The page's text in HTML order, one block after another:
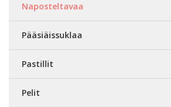
Naposteltavaa
Pääsiäissuklaa
Pastillit
Pelit